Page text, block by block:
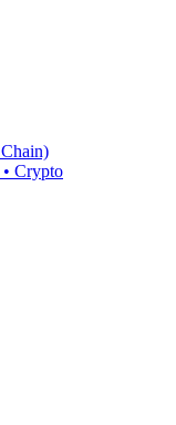
Crypto